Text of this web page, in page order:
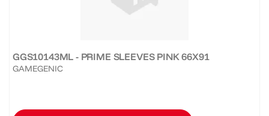
GGS10143ML - PRIME SLEEVES PINK 66X91
GAMEGENIC